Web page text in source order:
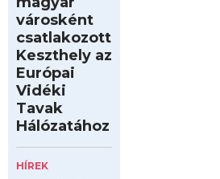
városként
csatlakozott
Keszthely az
Európai
Vidéki
Tavak
Hálózatához
HÍREK